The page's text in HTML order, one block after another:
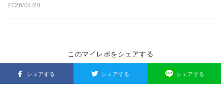
2026/04/20
このマイレポをシェアする
シェアする シェアする シェアする